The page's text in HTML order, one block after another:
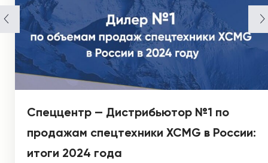
Спеццентр — Дистрибьютор №1 по
продажам спецтехники XCMG в России:
итоги 2024 года